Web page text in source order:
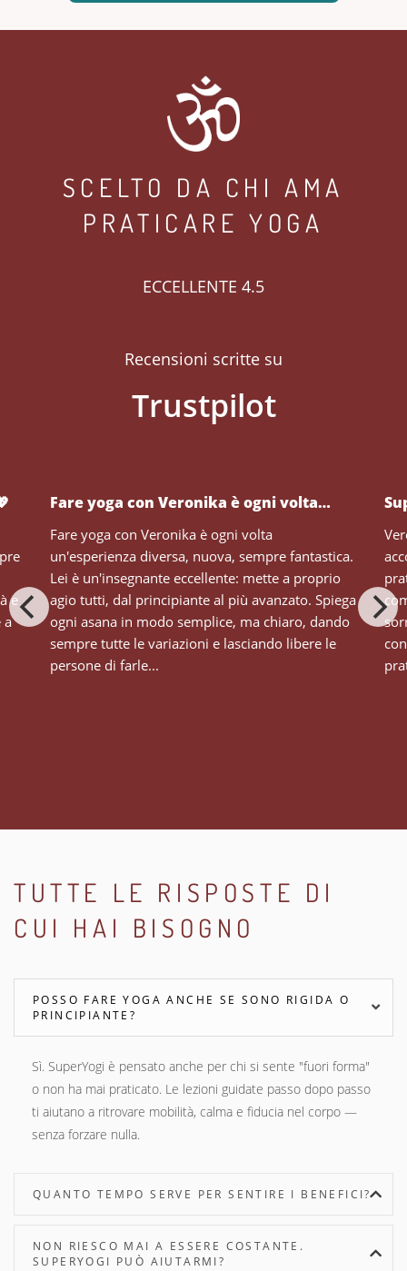
SCELTO DA CHI AMA
PRATICARE YOGA
ECCELLENTE 4.5
Recensioni scritte su
Fare yoga con Veronika è ogni volta…
Fare yoga con Veronika è ogni volta
un'esperienza diversa, nuova, sempre fantastica.
Lei è un'insegnante eccellente: mette a proprio
agio tutti, dal principiante al più avanzato. Spiega
ogni asana in modo semplice, ma chiaro, dando
sempre tutte le variazioni e lasciando libere le
persone di farle...
e
a
TUTTE LE RISPOSTE DI
CUI HAI BISOGNO
POSSO FARE YOGA ANCHE SE SONO RIGIDA O
PRINCIPIANTE?
Sì. SuperYogi è pensato anche per chi si sente "fuori forma"
o non ha mai praticato. Le lezioni guidate passo dopo passo
ti aiutano a ritrovare mobilità, calma e fiducia nel corpo —
senza forzare nulla.
QUANTO TEMPO SERVE PER SENTIRE I BENEFICI?
NON RIESCO MAI A ESSERE COSTANTE.
SUPERYOGI PUÒ AIUTARMI?